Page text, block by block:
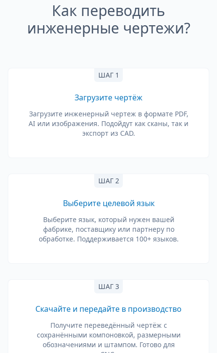
Как переводить
инженерные чертежи?
ШАГ 1
Загрузите чертёж
Загрузите инженерный чертеж в формате PDF,
AI или изображения. Подойдут как сканы, так и
экспорт из CAD.
ШАГ 2
Выберите целевой язык
Выберите язык, который нужен вашей
фабрике, поставщику или партнеру по
обработке. Поддерживается 100+ языков.
ШАГ 3
Скачайте и передайте в производство
Получите переведённый чертёж с
сохранёнными компоновкой, размерными
обозначениями и штампом. Готово для